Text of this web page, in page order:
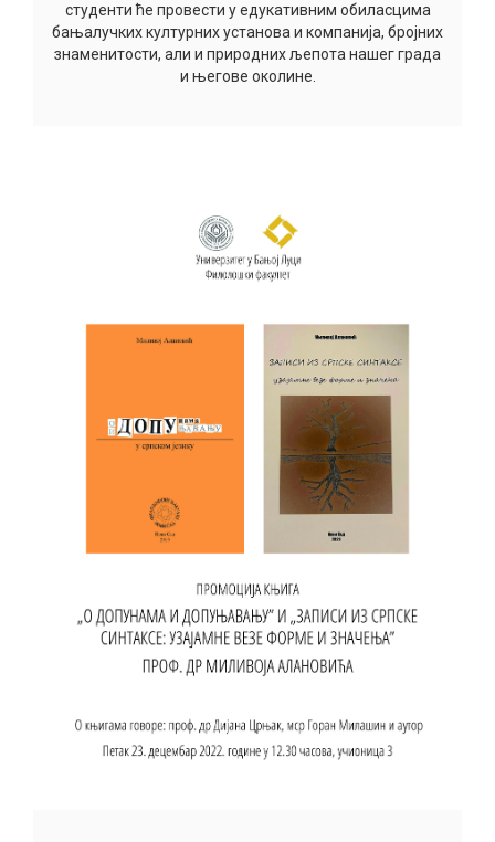
студенти ће провести у едукативним обиласцима
бањалучких културних установа и компанија, бројних
знаменитости, али и природних љепота нашег града
и његове околине.